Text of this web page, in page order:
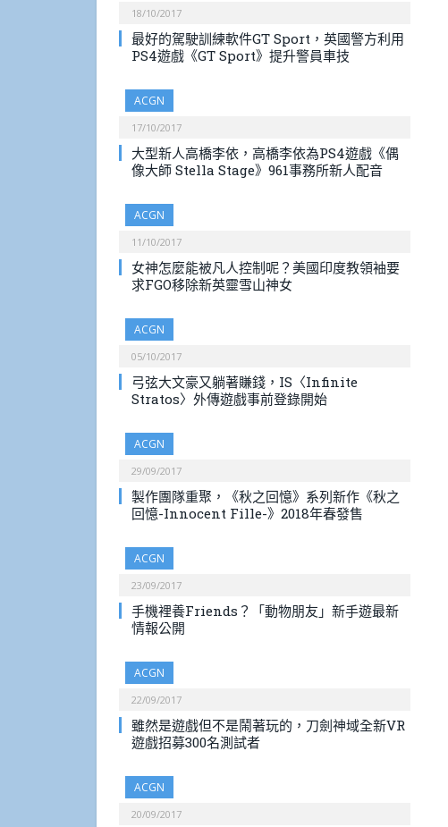
18/10/2017
最好的駕駛訓練軟件GT Sport，英國警方利用
PS4遊戲《GT Sport》提升警員車技
ACGN
17/10/2017
大型新人高橋李依，高橋李依為PS4遊戲《偶
像大師 Stella Stage》961事務所新人配音
ACGN
11/10/2017
女神怎麼能被凡人控制呢？美國印度教領袖要
求FGO移除新英靈雪山神女
ACGN
05/10/2017
弓弦大文豪又躺著賺錢，IS〈Infinite
Stratos〉外傳遊戲事前登錄開始
ACGN
29/09/2017
製作團隊重聚，《秋之回憶》系列新作《秋之
回憶-Innocent Fille-》2018年春發售
ACGN
23/09/2017
手機裡養Friends？「動物朋友」新手遊最新
情報公開
ACGN
22/09/2017
雖然是遊戲但不是鬧著玩的，刀劍神域全新VR
遊戲招募300名測試者
ACGN
20/09/2017